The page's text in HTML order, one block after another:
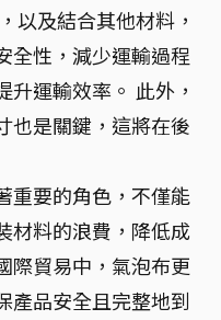
以及結合其他材料，
全性，減少運輸過程
運輸效率。 此外，
也是關鍵，這將在後
重要的角色，不僅能
材料的浪費，降低成
際貿易中，氣泡布更
產品安全且完整地到